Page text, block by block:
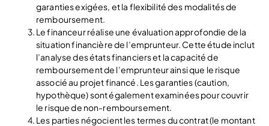
garanties exigées, et la flexibilité des modalités de
remboursement.
Le financeur réalise une évaluation approfondie de la
situation financière de l’emprunteur. Cette étude inclut
l’analyse des états financiers et la capacité de
remboursement de l’emprunteur ainsi que le risque
associé au projet financé. Les garanties (caution,
hypothèque) sont également examinées pour couvrir
le risque de non-remboursement.
Les parties négocient les termes du contrat (le montant